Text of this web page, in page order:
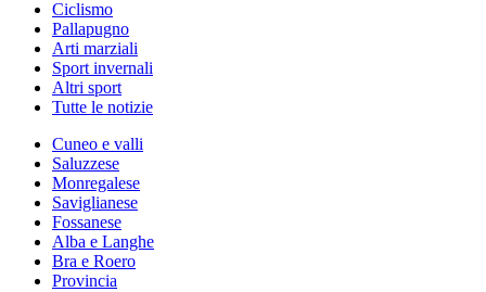
Ciclismo
Pallapugno
Arti marziali
Sport invernali
Altri sport
Tutte le notizie
Cuneo e valli
Saluzzese
Monregalese
Saviglianese
Fossanese
Alba e Langhe
Bra e Roero
Provincia